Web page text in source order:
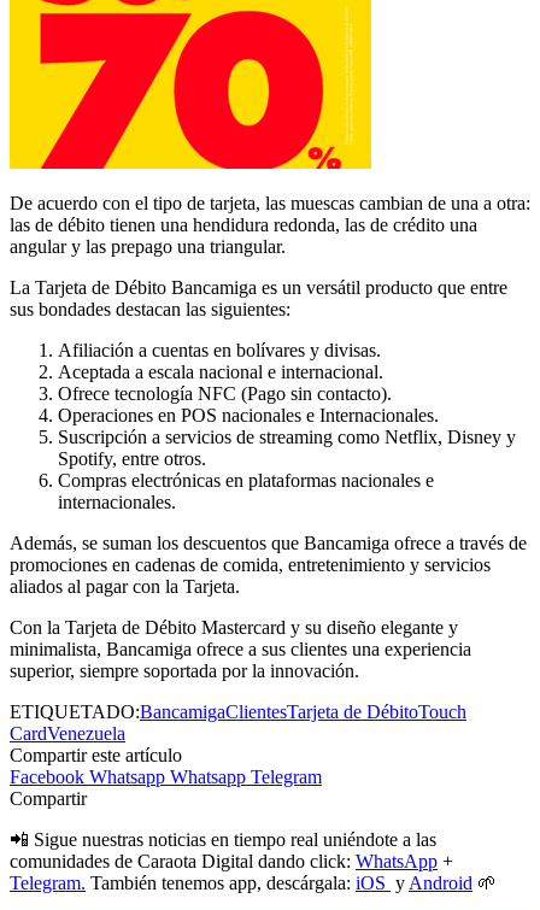
De acuerdo con el tipo de tarjeta, las muescas cambian de una a otra:
las de débito tienen una hendidura redonda, las de crédito una
angular y las prepago una triangular.
La Tarjeta de Débito Bancamiga es un versátil producto que entre
sus bondades destacan las siguientes:
Afiliación a cuentas en bolívares y divisas.
Aceptada a escala nacional e internacional.
Ofrece tecnología NFC (Pago sin contacto).
Operaciones en POS nacionales e Internacionales.
Suscripción a servicios de streaming como Netflix, Disney y
Spotify, entre otros.
Compras electrónicas en plataformas nacionales e
internacionales.
Además, se suman los descuentos que Bancamiga ofrece a través de
promociones en cadenas de comida, entretenimiento y servicios
aliados al pagar con la Tarjeta.
Con la Tarjeta de Débito Mastercard y su diseño elegante y
minimalista, Bancamiga ofrece a sus clientes una experiencia
superior, siempre soportada por la innovación.
ETIQUETADO:BancamigaClientesTarjeta de DébitoTouch
CardVenezuela
Compartir este artículo
Facebook Whatsapp Whatsapp Telegram
Compartir
📲 Sigue nuestras noticias en tiempo real uniéndote a las
comunidades de Caraota Digital dando click: WhatsApp +
Telegram. También tenemos app, descárgala: iOS y Android 🌱